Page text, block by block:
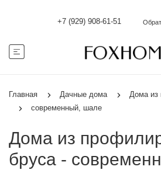
+7 (929) 908-61-51
Главная Дачные дома
Дома из
современный, шале
Дома из
бруса -